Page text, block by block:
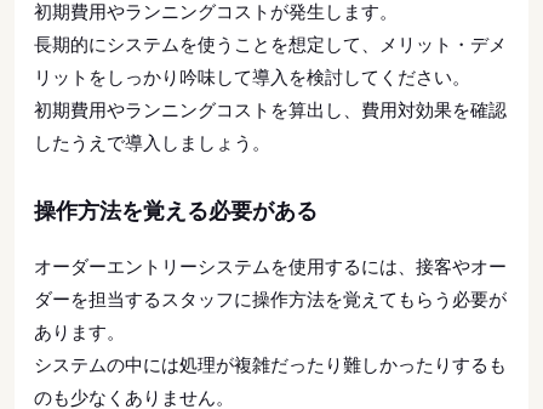
初期費用やランニングコストが発生します。
長期的にシステムを使うことを想定して、メリット・デメ
リットをしっかり吟味して導入を検討してください。
初期費用やランニングコストを算出し、費用対効果を確認
したうえで導入しましょう。
操作方法を覚える必要がある
オーダーエントリーシステムを使用するには、接客やオー
ダーを担当するスタッフに操作方法を覚えてもらう必要が
あります。
システムの中には処理が複雑だったり難しかったりするも
のも少なくありません。